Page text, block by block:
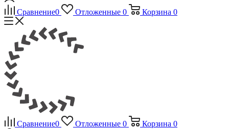
Сравнение0 Отложенные 0 Корзина 0
Сравнение0 Отложенные 0 Корзина 0